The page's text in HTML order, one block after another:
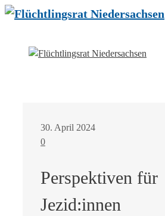
Zum
30. April 2024
0
Perspektiven für
Jezid:innen